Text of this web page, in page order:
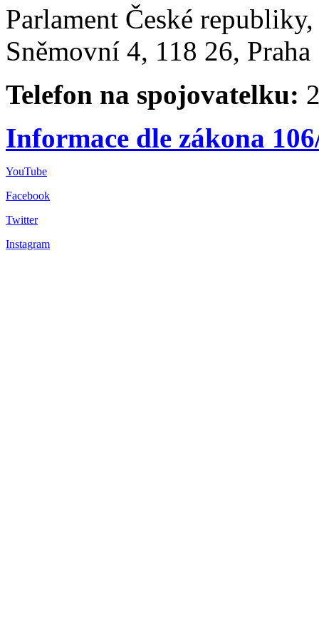
Parlament České
Sněmovní 4, 118 26,
Telefon na spojovatelku:
Informace dle zákona
YouTube
Facebook
Twitter
Instagram